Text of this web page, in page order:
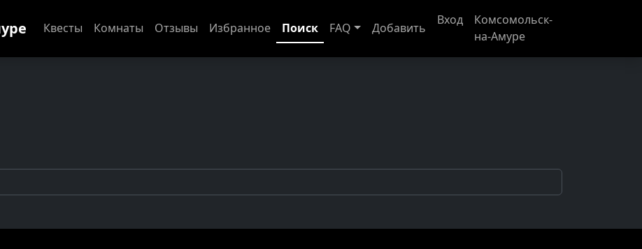
Квесты Комнаты Отзывы Избранное Поиск FAQ Добавить
Вход
Комсомольск-
на-Амуре